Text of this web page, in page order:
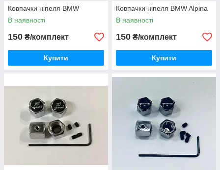
Ковпачки ніпеля BMW
В наявності
150 ₴/комплект
Купити
Ковпачки ніпеля BMW Alpina
В наявності
150 ₴/комплект
Купити